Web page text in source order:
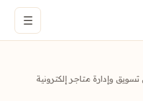
☰
وإدارة متاجر إلكترونية